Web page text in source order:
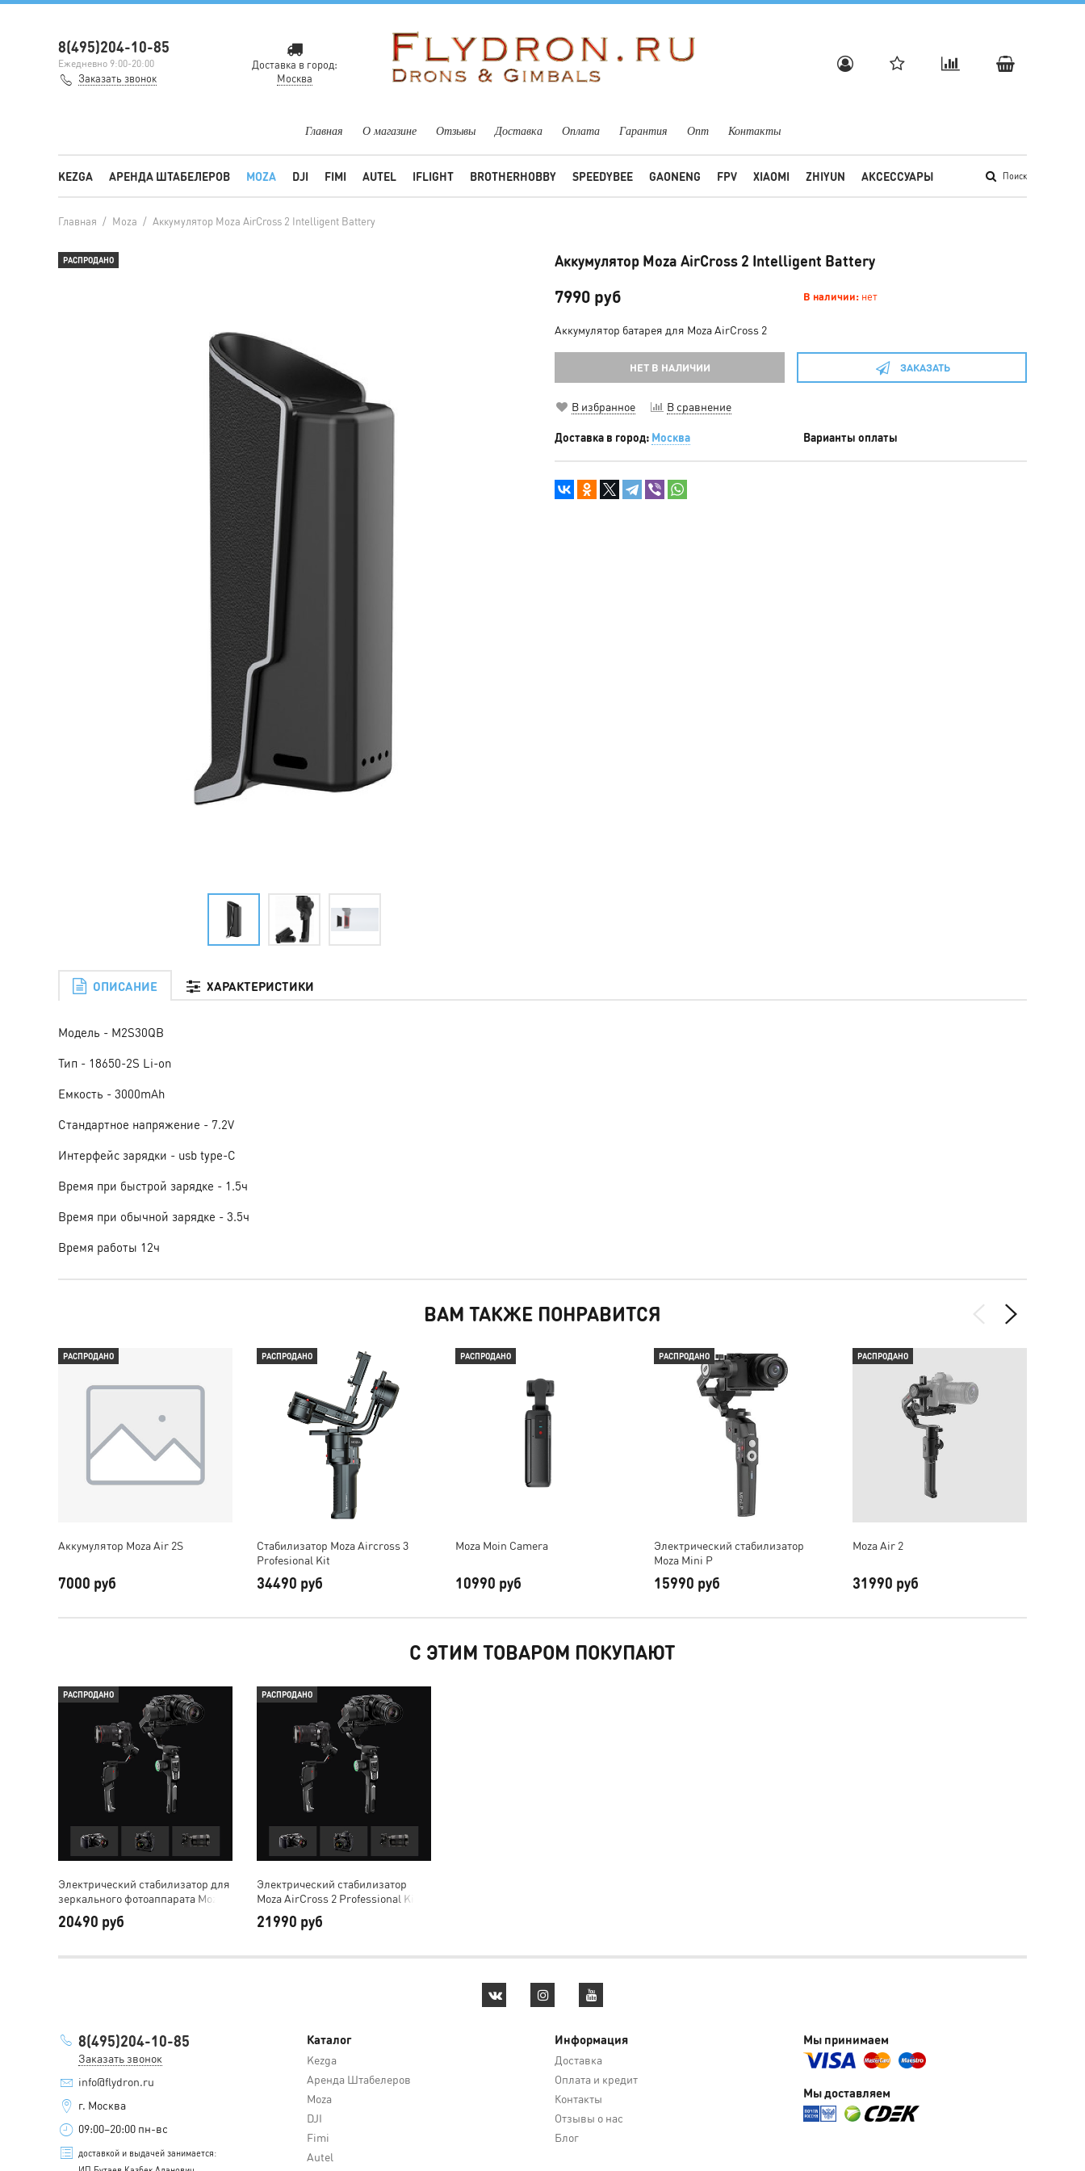
8(495)204-10-85
Ежедневно 9:00-20:00
Заказать звонок
Доставка в город:
Москва
Главная О магазине Отзывы Доставка Оплата Гарантия Опт Контакты
Поиск
KEZGA АРЕНДА ШТАБЕЛЕРОВ MOZA DJI FIMI AUTEL IFLIGHT BROTHERHOBBY SPEEDYBEE GAONENG FPV XIAOMI ZHIYUN АКСЕССУАРЫ
Главная / Moza / Аккумулятор Moza AirCross 2 Intelligent Battery
РАСПРОДАНО Аккумулятор Moza AirCross 2 Intelligent Battery
7990 руб В наличии: нет
Аккумулятор батарея для Moza AirCross 2
НЕТ В НАЛИЧИИ ЗАКАЗАТЬ
В избранное В сравнение
Доставка в город: Москва Варианты оплаты
ОПИСАНИЕ ХАРАКТЕРИСТИКИ
Модель - M2S30QB
Тип - 18650-2S Li-on
Емкость - 3000mAh
Стандартное напряжение - 7.2V
Интерфейс зарядки - usb type-C
Время при быстрой зарядке - 1.5ч
Время при обычной зарядке - 3.5ч
Время работы 12ч
ВАМ ТАКЖЕ ПОНРАВИТСЯ
РАСПРОДАНО
Аккумулятор Moza Air 2S
7000 руб
РАСПРОДАНО
Стабилизатор Moza Aircross 3
Profesional Kit
34490 руб
РАСПРОДАНО
Moza Moin Camera
10990 руб
РАСПРОДАНО
Электрический стабилизатор
Moza Mini P
15990 руб
РАСПРОДАНО
Moza Air 2
31990 руб
С ЭТИМ ТОВАРОМ ПОКУПАЮТ
РАСПРОДАНО
Электрический стабилизатор для
зеркального фотоаппарата Moza
AirCross 2 черный
20490 руб
РАСПРОДАНО
Электрический стабилизатор
Moza AirCross 2 Professional Kit
черный
21990 руб
Каталог
Kezga
Аренда Штабелеров
Moza
DJI
Fimi
Autel
Информация
Доставка
Оплата и кредит
Контакты
Отзывы о нас
Блог
Мы принимаем
Мы доставляем
8(495)204-10-85
Заказать звонок
info@flydron.ru
г. Москва
09:00–20:00 пн-вс
доставкой и выдачей занимается: